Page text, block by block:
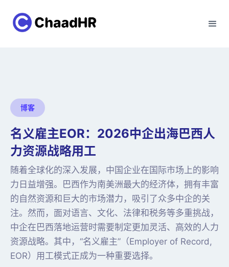
博客
名义雇主EOR：2026中企出海巴西人
力资源战略用工
随着全球化的深入发展，中国企业在国际市场上的影响
力日益增强。巴西作为南美洲最大的经济体，拥有丰富
的自然资源和巨大的市场潜力，吸引了众多中企的关
注。然而，面对语言、文化、法律和税务等多重挑战，
中企在巴西落地运营时需要制定更加灵活、高效的人力
资源战略。其中，“名义雇主”（Employer of Record,
EOR）用工模式正成为一种重要选择。